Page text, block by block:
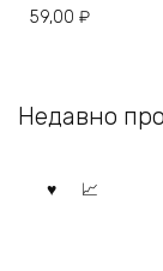
59,00 ₽
Недавно